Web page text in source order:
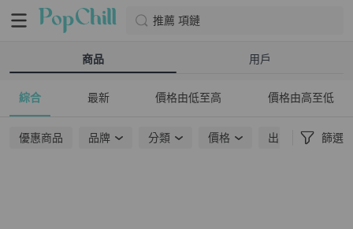
推薦 項鏈
商品 用戶
綜合 最新 價格由低至高 價格由高至低
優惠商品 品牌 分類 價格 出貨地點 篩選